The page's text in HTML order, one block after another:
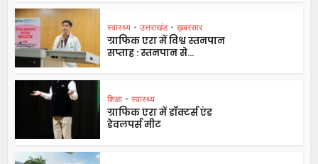
स्वास्थ्य • उत्तराखंड • ख़बरसार
ग्राफिक एरा में विश्व स्तनपान
सप्ताह : स्तनपान से...
शिक्षा • स्वास्थ्य
ग्राफिक एरा में डॉक्टर्स एंड
डेवलपर्स मीट